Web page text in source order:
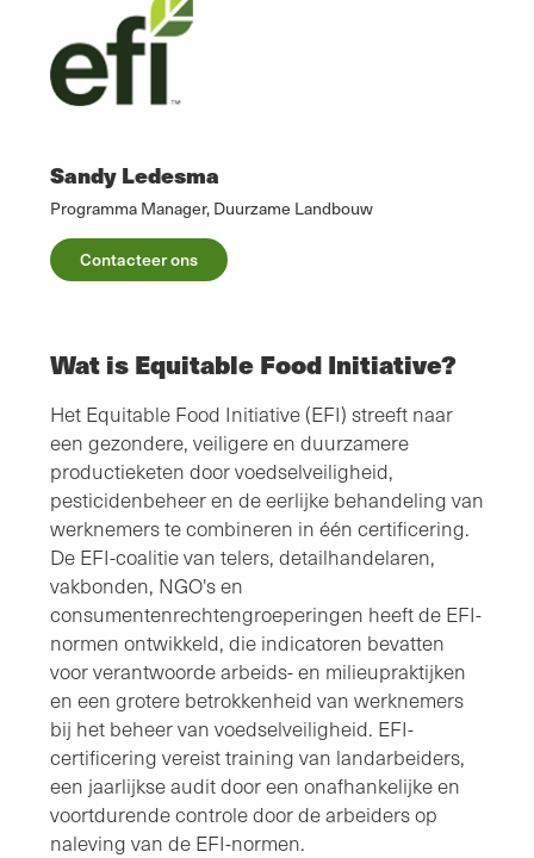
Sandy Ledesma
Programma Manager, Duurzame Landbouw
Contacteer ons
Wat is Equitable Food Initiative?
Het Equitable Food Initiative (EFI) streeft naar
een gezondere, veiligere en duurzamere
productieketen door voedselveiligheid,
pesticidenbeheer en de eerlijke behandeling van
werknemers te combineren in één certificering.
De EFI-coalitie van telers, detailhandelaren,
vakbonden, NGO's en
consumentenrechtengroeperingen heeft de EFI-
normen ontwikkeld, die indicatoren bevatten
voor verantwoorde arbeids- en milieupraktijken
en een grotere betrokkenheid van werknemers
bij het beheer van voedselveiligheid. EFI-
certificering vereist training van landarbeiders,
een jaarlijkse audit door een onafhankelijke en
voortdurende controle door de arbeiders op
naleving van de EFI-normen.